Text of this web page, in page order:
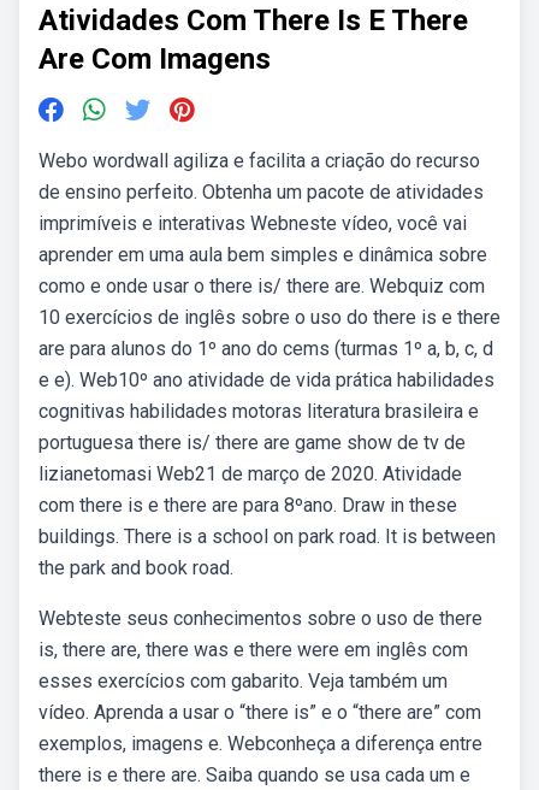
Atividades Com There Is E There
Are Com Imagens
Webo wordwall agiliza e facilita a criação do recurso
de ensino perfeito. Obtenha um pacote de atividades
imprimíveis e interativas Webneste vídeo, você vai
aprender em uma aula bem simples e dinâmica sobre
como e onde usar o there is/ there are. Webquiz com
10 exercícios de inglês sobre o uso do there is e there
are para alunos do 1º ano do cems (turmas 1º a, b, c, d
e e). Web10º ano atividade de vida prática habilidades
cognitivas habilidades motoras literatura brasileira e
portuguesa there is/ there are game show de tv de
lizianetomasi Web21 de março de 2020. Atividade
com there is e there are para 8ºano. Draw in these
buildings. There is a school on park road. It is between
the park and book road.
Webteste seus conhecimentos sobre o uso de there
is, there are, there was e there were em inglês com
esses exercícios com gabarito. Veja também um
vídeo. Aprenda a usar o “there is” e o “there are” com
exemplos, imagens e. Webconheça a diferença entre
there is e there are. Saiba quando se usa cada um e